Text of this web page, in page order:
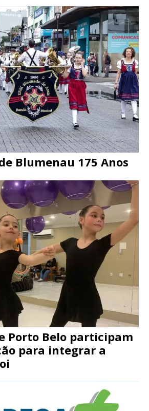
Blumenau 175 Anos
Porto Belo participam
para integrar a